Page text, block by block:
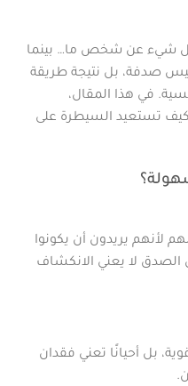
شيء عن شخص ما… بينما
صدفة، بل نتيجة طريقة
في هذا المقال،
تستعيد السيطرة على
لأنهم يريدون أن يكونوا
الصدق لا يعني الانكشاف
بل أحيانًا تعني فقدان